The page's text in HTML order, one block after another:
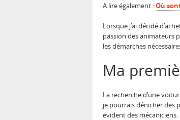
A lire également :Où
Lorsque j’ai décidé
passion des animateurs
les démarches
Ma
La recherche d’une
je pourrais dénicher des
évident des mécaniciens.